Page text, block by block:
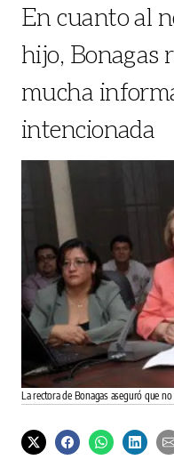
En cuanto al
hijo, Bonagas
mucha
intencionada
La rectora de Bonagas aseguró que no